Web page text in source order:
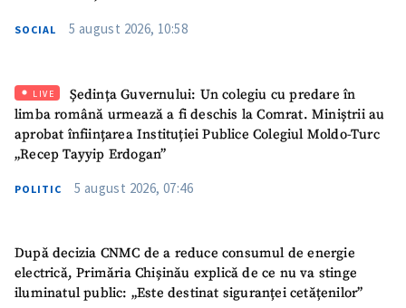
SOCIAL 5 august 2026, 10:58
LIVE
Ședința Guvernului: Un colegiu cu predare în
limba română urmează a fi deschis la Comrat. Miniștrii au
aprobat înființarea Instituției Publice Colegiul Moldo-Turc
„Recep Tayyip Erdogan”
POLITIC 5 august 2026, 07:46
După decizia CNMC de a reduce consumul de energie
electrică, Primăria Chișinău explică de ce nu va stinge
iluminatul public: „Este destinat siguranței cetățenilor”